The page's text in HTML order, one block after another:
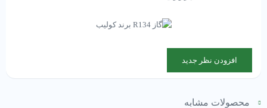
افزودن نظر جدید
محصولات مشابه